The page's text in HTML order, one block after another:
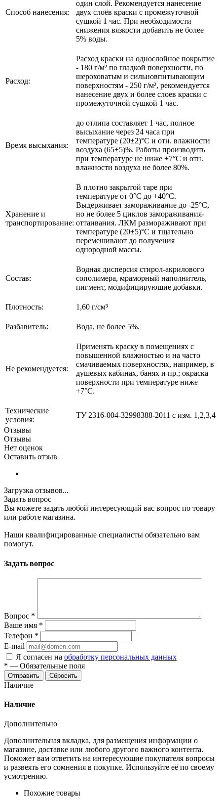
Способ нанесения:
один слой. Рекомендуется нанесение
двух слоёв краски с промежуточной
сушкой 1 час. При необходимости
снижения вязкости добавить не более
5% воды.
Расход:
Расход краски на однослойное покрытие
- 180 г/м² по гладкой поверхности, по
шероховатым и сильновпитывающим
поверхностям - 250 г/м², рекомендуется
нанесение двух и более слоев краски с
промежуточной сушкой 1 час.
Время высыхания:
до отлипа составляет 1 час, полное
высыхание через 24 часа при
температуре (20±2)°С и отн. влажности
воздуха (65±5)%. Работы производить
при температуре не ниже +7°С и отн.
влажности воздуха не более 80%.
Хранение и
транспортирование:
В плотно закрытой таре при
температуре от 0°С до +40°С.
Выдерживает замораживание до -25°С,
но не более 5 циклов замораживания-
оттаивания. ЛКМ размораживают при
температуре (20±5)°С и тщательно
перемешивают до получения
однородной массы.
Состав:
Водная дисперсия стирол-акрилового
сополимера, мраморный наполнитель,
пигмент, модифицирующие добавки.
Плотность: 1,60 г/см³
Разбавитель: Вода, не более 5%.
Не рекомендуется:
Применять краску в помещениях с
повышенной влажностью и на часто
смачиваемых поверхностях, например, в
душевых кабинах, банях и пр.; окраска
поверхности при температуре ниже
+7°С.
Технические
условия:
ТУ 2316-004-32998388-2011 с изм. 1,2,3,4
Отзывы
Отзывы
Нет оценок
Оставить отзыв
Загрузка отзывов...
Задать вопрос
Вы можете задать любой интересующий вас вопрос по товару
или работе магазина.
Наши квалифицированные специалисты обязательно вам
помогут.
Задать вопрос
Вопрос *
Ваше имя *
Телефон *
E-mail
Я согласен на обработку персональных данных
* — Обязательные поля
Сбросить
Наличие
Наличие
Дополнительно
Дополнительная вкладка, для размещения информации о
магазине, доставке или любого другого важного контента.
Поможет вам ответить на интересующие покупателя вопросы
и развеять его сомнения в покупке. Используйте её по своему
усмотрению.
Похожие товары